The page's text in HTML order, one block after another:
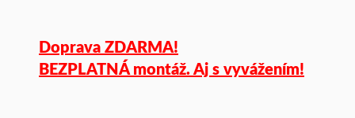
Doprava ZDARMA!
BEZPLATNÁ montáž. Aj s vyvážením!